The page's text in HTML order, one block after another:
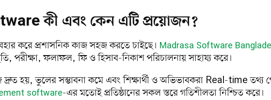
কী এবং কেন এটি প্রয়োজন?
করে প্রশাসনিক কাজ সহজ করতে চাইছে। Madrasa Software
পরীক্ষা, ফলাফল, ফি ও হিসাব-নিকাশ পরিচালনায় সাহায্য করে।
হয়, ভুলের সম্ভাবনা কমে এবং শিক্ষার্থী ও অভিভাবকরা Real-time তথ্য
software-এর মতোই প্রতিষ্ঠানের সকল স্তরে গতিশীলতা নিশ্চিত করে।